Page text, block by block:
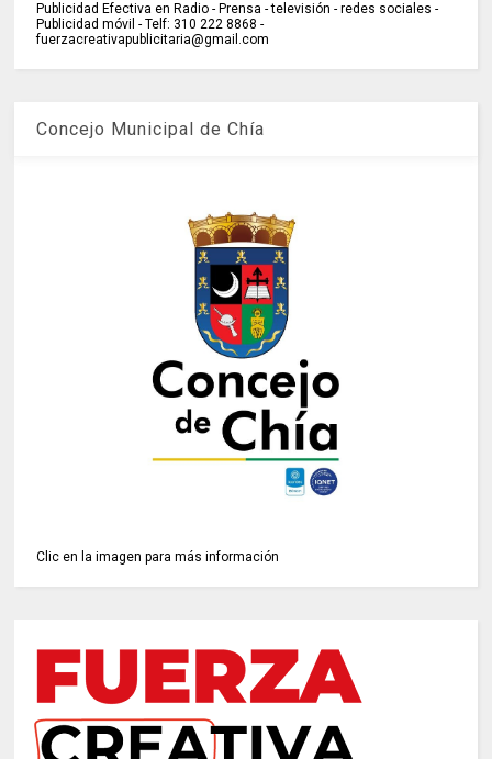
Publicidad Efectiva en Radio - Prensa - televisión - redes sociales -
Publicidad móvil - Telf: 310 222 8868 -
fuerzacreativapublicitaria@gmail.com
Concejo Municipal de Chía
Clic en la imagen para más información